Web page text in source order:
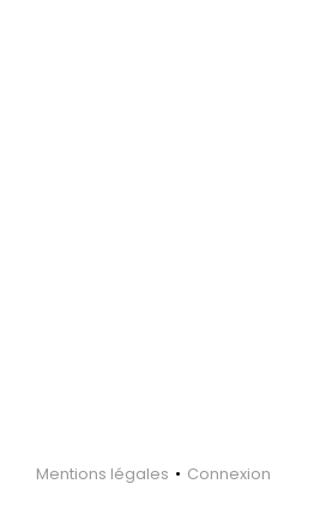
FooterMentions légales Connexion